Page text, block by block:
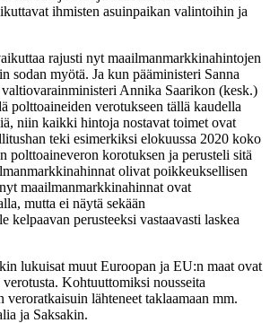
ihmisten asuinpaikan valintoihin ja
rajusti nyt maailmanmarkkinahintojen
sodan myötä. Ja kun pääministeri Sanna
Annika Saarikon (kesk.)
polttoaineiden verotukseen tällä kaudella
niin kaikki hintoja nostavat toimet ovat
teki esimerkiksi elokuussa 2020 koko
polttoaineveron korotuksen ja perusteli sitä
olivat poikkeuksellisen
maailmanmarkkinahinnat ovat
mutta ei näytä sekään
kelpaavan perusteeksi vastaavasti laskea
lukuisat muut Euroopan ja EU:n maat ovat
Kohtuuttomiksi nousseita
veroratkaisuin lähteneet taklaamaan mm.
ja Saksakin.